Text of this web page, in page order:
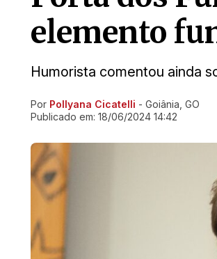
elemento
Humorista comentou ainda
Ir direto pra matéria
Por Pollyana Cicatelli - Goiânia, GO
Publicado em: 18/06/2024 14:42